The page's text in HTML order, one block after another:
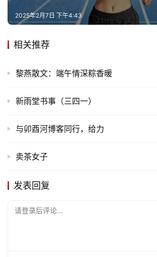
2025年2月7日 下午4:43
相关推荐
黎燕散文：端午情深粽香暖
新雨堂书事（三四一）
与卯酉河博客同行，给力
卖茶女子
发表回复
请登录后评论...